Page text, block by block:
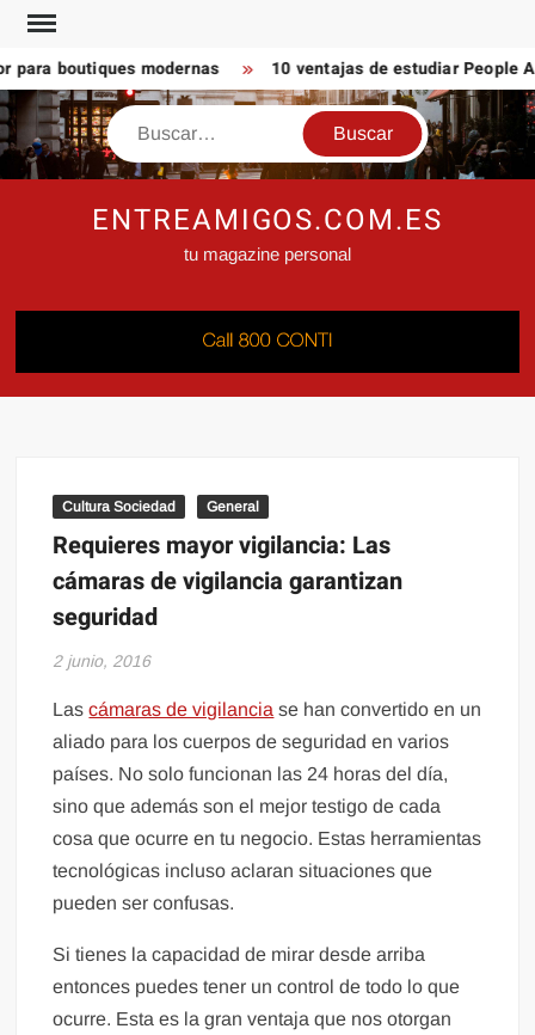
Saltar
contenidoboutiques modernas 10 ventajas de estudiar People
Buscar
ENTREAMIGOS.COM.ES
tu magazine personal
Cultura Sociedad General
Requieres mayor vigilancia: Las
cámaras de vigilancia garantizan
seguridad
2 junio, 2016
Lascámaras de vigilancia se han convertido en un
aliado para los cuerpos de seguridad en varios
países. No solo funcionan las 24 horas del día,
sino que además son el mejor testigo de cada
cosa que ocurre en tu negocio. Estas herramientas
tecnológicas incluso aclaran situaciones que
pueden ser confusas.
Si tienes la capacidad de mirar desde arriba
entonces puedes tener un control de todo lo que
ocurre. Esta es la gran ventaja que nos otorgan